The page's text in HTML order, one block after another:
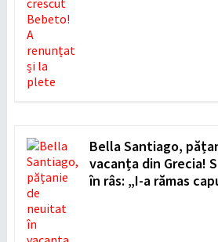
Bella Santiago,
vacanța din Grecia!
în râs: „I-a rămas